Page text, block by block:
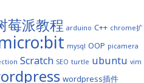
派教程 arduino C++ chrome扩
mysql OOP picamera
Scratch SEO turtle ubuntu vim
wordpress插件